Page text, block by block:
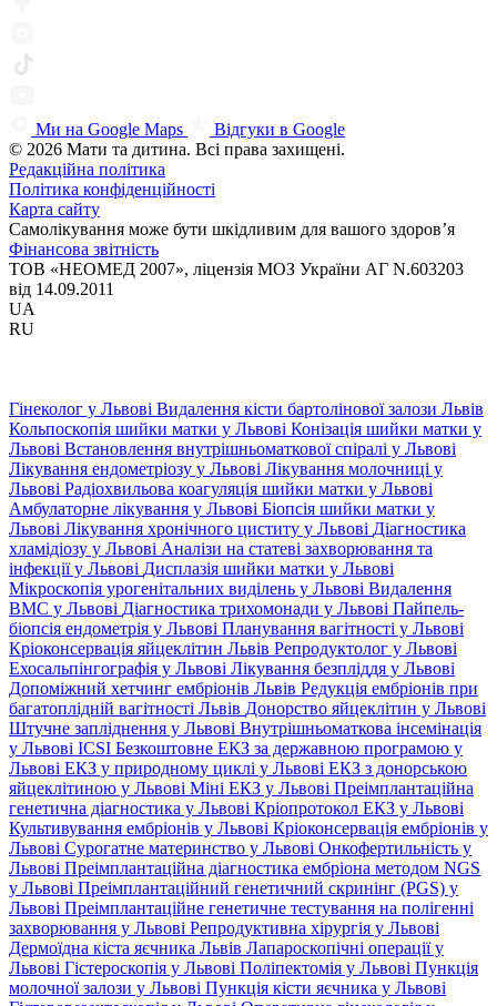
Ми на Google Maps
Відгуки в Google
© 2026 Мати та дитина. Всі права захищені.
Редакційна політика
Політика конфіденційності
Карта сайту
Самолікування може бути шкідливим для вашого здоров’я
Фінансова звітність
ТОВ «НЕОМЕД 2007», ліцензія МОЗ України АГ N.603203
від 14.09.2011
UA
RU
Гінеколог у Львові Видалення кісти бартолінової залози Львів
Кольпоскопія шийки матки у Львові Конізація шийки матки у
Львові Встановлення внутрішньоматкової спіралі у Львові
Лікування ендометріозу у Львові Лікування молочниці у
Львові Радіохвильова коагуляція шийки матки у Львові
Амбулаторне лікування у Львові Біопсія шийки матки у
Львові Лікування хронічного циститу у Львові Діагностика
хламідіозу у Львові Аналізи на статеві захворювання та
інфекції у Львові Дисплазія шийки матки у Львові
Мікроскопія урогенітальних виділень у Львові Видалення
ВМС у Львові Діагностика трихомонади у Львові Пайпель-
біопсія ендометрія у Львові Планування вагітності у Львові
Кріоконсервація яйцеклітин Львів Репродуктолог у Львові
Ехосальпінгографія у Львові Лікування безпліддя у Львові
Допоміжний хетчинг ембріонів Львів Редукція ембріонів при
багатоплідній вагітності Львів Донорство яйцеклітин у Львові
Штучне запліднення у Львові Внутрішньоматкова інсемінація
у Львові ICSI Безкоштовне ЕКЗ за державною програмою у
Львові ЕКЗ у природному циклі у Львові ЕКЗ з донорською
яйцеклітиною у Львові Міні ЕКЗ у Львові Преімплантаційна
генетична діагностика у Львові Кріопротокол ЕКЗ у Львові
Культивування ембріонів у Львові Кріоконсервація ембріонів у
Львові Сурогатне материнство у Львові Онкофертильність у
Львові Преімплантаційна діагностика ембріона методом NGS
у Львові Преімплантаційний генетичний скринінг (PGS) у
Львові Преімплантаційне генетичне тестування на полігенні
захворювання у Львові Репродуктивна хірургія у Львові
Дермоїдна кіста яєчника Львів Лапароскопічні операції у
Львові Гістероскопія у Львові Поліпектомія у Львові Пункція
молочної залози у Львові Пункція кісти яєчника у Львові